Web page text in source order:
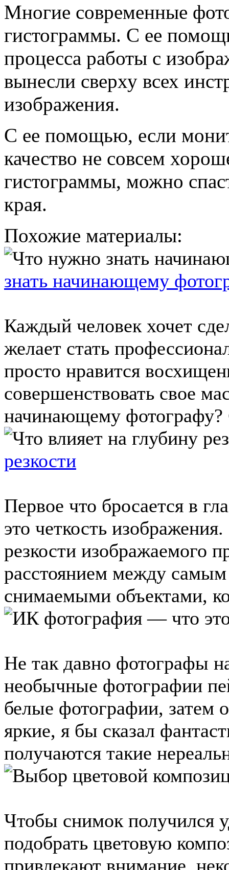
Многие современные
гистограммы. С ее
процесса работы с
вынесли сверху всех
изображения.
С ее помощью, если
качество не совсем
гистограммы, можно
края.
Похожие материалы:
знать начинающему
Каждый человек хочет
желает стать
просто нравится
совершенствовать свое
начинающему фотографу?
резкости
Первое что бросается в
это четкость
резкости изображаемого
расстоянием между
снимаемыми объектами,
Не так давно фотографы
необычные фотографии
белые фотографии, затем
яркие, я бы сказал
получаются такие
Чтобы снимок получился
подобрать цветовую
привлекают внимание,